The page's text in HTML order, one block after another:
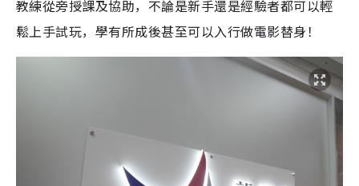
教練從旁授課及協助，不論是新手還是經驗者都可以輕
鬆上手試玩，學有所成後甚至可以入行做電影替身！